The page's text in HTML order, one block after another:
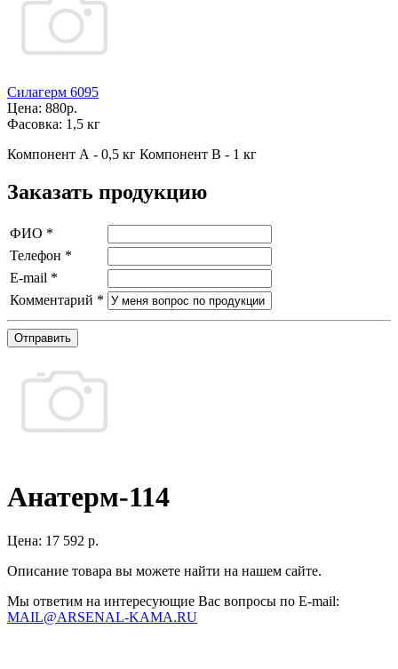
Силагерм 6095
Цена: 880р.
Фасовка: 1,5 кг
Компонент А - 0,5 кг Компонент В - 1 кг
Заказать продукцию
ФИО *
Телефон *
E-mail *
Комментарий *
Отправить
Анатерм-114
Цена: 17 592 р.
Описание товара вы можете найти на нашем сайте.
Мы ответим на интересующие Вас вопросы по E-mail:
MAIL@ARSENAL-KAMA.RU